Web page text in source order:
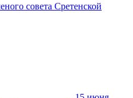
совета Сретенской